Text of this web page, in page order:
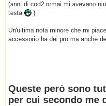
(anni di cod2 ormai mi avevano
testa
)
Un'ultima nota minore che mi
accessorio ha dei pro ma anche
Queste però sono
per cui secondo me